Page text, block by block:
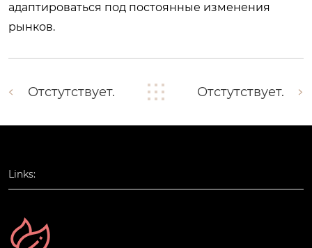
адаптироваться под постоянные изменения
рынков.
Отстутствует. Отстутствует.
Links: